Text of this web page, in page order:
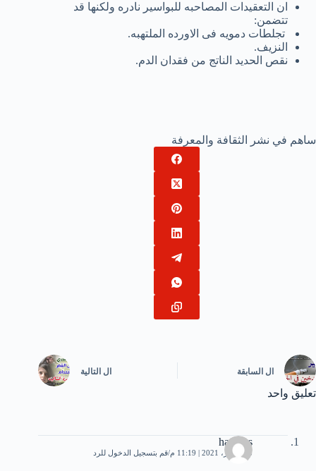
ان التعقيدات المصاحبه للبواسير نادره ولكنها قد
تتضمن:
تجلطات دمويه فى الاورده الملتهبه.
النزيف.
نقص الحديد الناتج من فقدان الدم.
ساهم في نشر الثقافة والمعرفة
ال السابقة ال التالية
تعليق واحد
hackers
25 أكتوبر، 2021 | 11:19 م قم بتسجيل الدخول للرد